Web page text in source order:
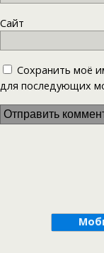
Сайт
Сохранить моё
для последующих